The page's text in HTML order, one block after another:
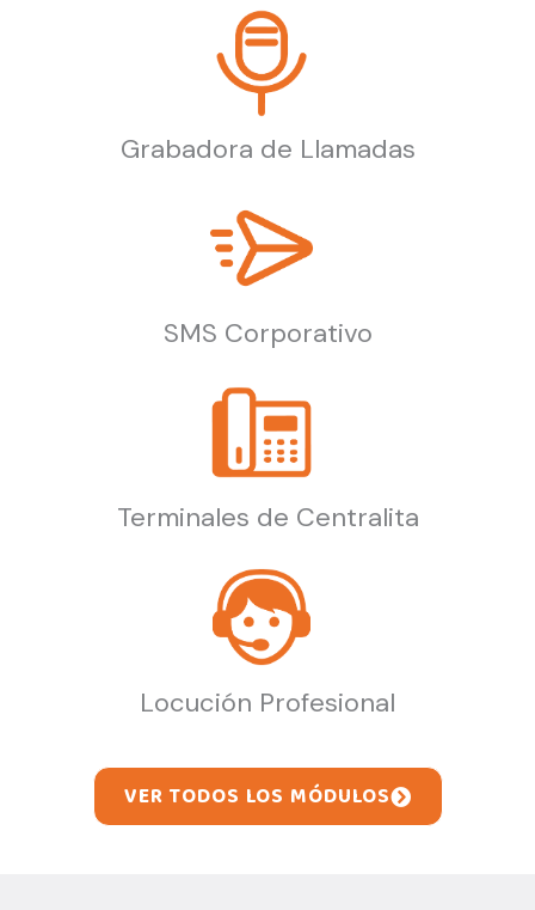
Grabadora de Llamadas
SMS Corporativo
Terminales de Centralita
Locución Profesional
VER TODOS LOS MÓDULOS